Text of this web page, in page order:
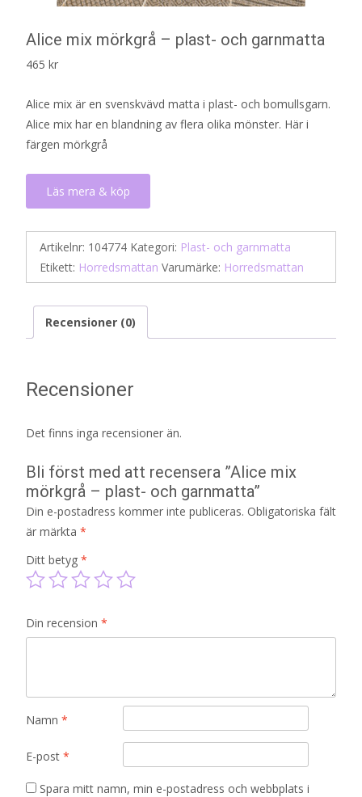
Alice mix mörkgrå – plast- och garnmatta
465 kr
Alice mix är en svenskvävd matta i plast- och bomullsgarn.
Alice mix har en blandning av flera olika mönster. Här i
färgen mörkgrå
Läs mera & köp
Artikelnr: 104774 Kategori: Plast- och garnmatta
Etikett: Horredsmattan Varumärke: Horredsmattan
Recensioner (0)
Recensioner
Det finns inga recensioner än.
Bli först med att recensera ”Alice mix
mörkgrå – plast- och garnmatta”
Din e-postadress kommer inte publiceras. Obligatoriska fält
är märkta *
Ditt betyg *
Din recension *
Namn *
E-post *
Spara mitt namn, min e-postadress och webbplats i